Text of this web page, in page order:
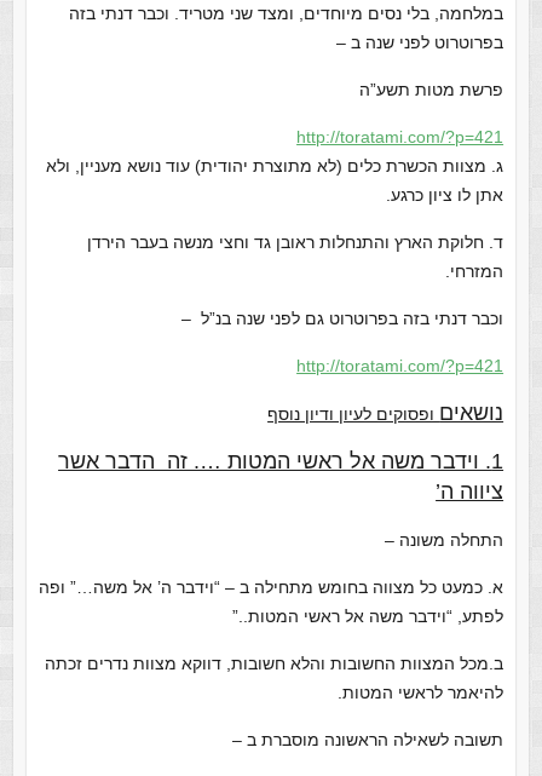
במלחמה, בלי נסים מיוחדים, ומצד שני מטריד. וכבר דנתי בזה
בפרוטרוט לפני שנה ב –
פרשת מטות תשע”ה
http://toratami.com/?p=421
ג. מצוות הכשרת כלים (לא מתוצרת יהודית) עוד נושא מעניין, ולא
אתן לו ציון כרגע.
ד. חלוקת הארץ והתנחלות ראובן גד וחצי מנשה בעבר הירדן
המזרחי.
וכבר דנתי בזה בפרוטרוט גם לפני שנה בנ”ל –
http://toratami.com/?p=421
נושאים ופסוקים לעיון ודיון נוסף
1. וידבר משה אל ראשי המטות …. זה הדבר אשר
ציווה ה’
התחלה משונה –
א. כמעט כל מצווה בחומש מתחילה ב – “וידבר ה’ אל משה…” ופה
לפתע, “וידבר משה אל ראשי המטות..”
ב.מכל המצוות החשובות והלא חשובות, דווקא מצוות נדרים זכתה
להיאמר לראשי המטות.
תשובה לשאילה הראשונה מוסברת ב –